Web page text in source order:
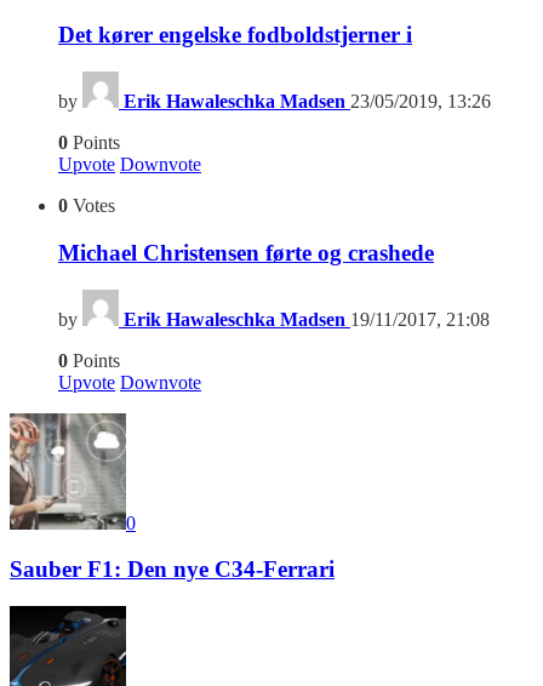
Det kører engelske fodboldstjerner i
by Erik Hawaleschka Madsen 23/05/2019, 13:26
0 Points
Upvote Downvote
0 Votes
Michael Christensen førte og crashede
by Erik Hawaleschka Madsen 19/11/2017, 21:08
0 Points
Upvote Downvote
0
Sauber F1: Den nye C34-Ferrari